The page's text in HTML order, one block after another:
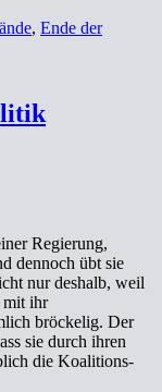
, Ende der
Regierung,
dennoch übt sie
nur deshalb, weil
mit ihr
bröckelig. Der
sie durch ihren
die Koalitions-